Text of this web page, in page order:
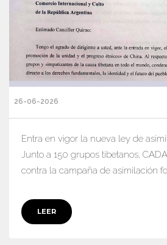
26-06-2026
Entra en vigor la nueva ley de
Junto a 150 grupos tibetanos,
contra la campaña de asimilación
LEER